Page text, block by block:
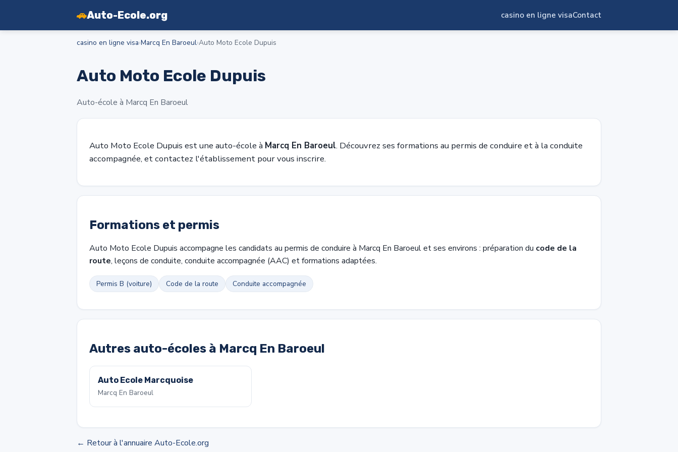
🚗Auto-Ecole.org casino en ligne visaContact
casino en ligne visa›Marcq En Baroeul›Auto Moto Ecole Dupuis
Auto Moto Ecole Dupuis
Auto-école à Marcq En Baroeul
Auto Moto Ecole Dupuis est une auto-école à Marcq En Baroeul. Découvrez ses formations au permis de conduire et à la conduite
accompagnée, et contactez l'établissement pour vous inscrire.
Formations et permis
Auto Moto Ecole Dupuis accompagne les candidats au permis de conduire à Marcq En Baroeul et ses environs : préparation du code de la
route, leçons de conduite, conduite accompagnée (AAC) et formations adaptées.
Permis B (voiture) Code de la route Conduite accompagnée
Autres auto-écoles à Marcq En Baroeul
Auto Ecole Marcquoise
Marcq En Baroeul
← Retour à l'annuaire Auto-Ecole.org